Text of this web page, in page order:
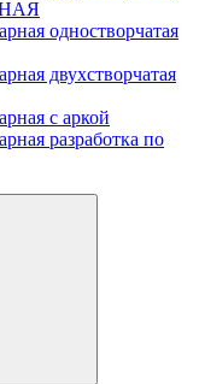
одностворчатая
двухстворчатая
с аркой
разработка по